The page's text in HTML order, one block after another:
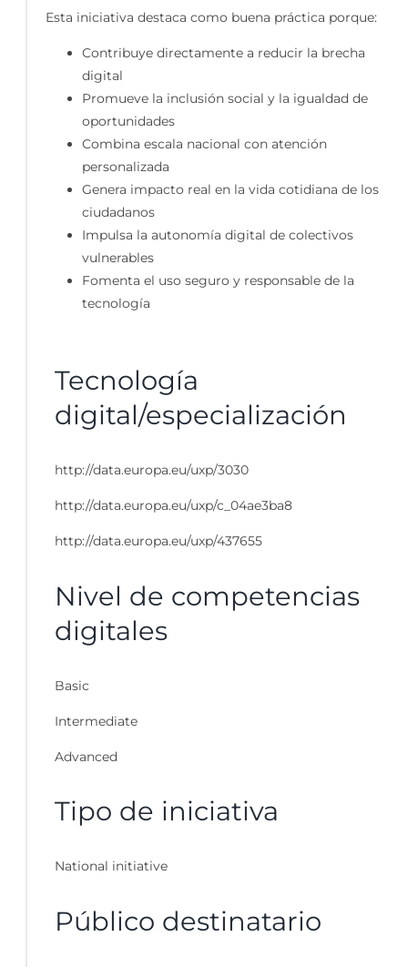
Esta iniciativa destaca como buena práctica porque:
Contribuye directamente a reducir la brecha
digital
Promueve la inclusión social y la igualdad de
oportunidades
Combina escala nacional con atención
personalizada
Genera impacto real en la vida cotidiana de los
ciudadanos
Impulsa la autonomía digital de colectivos
vulnerables
Fomenta el uso seguro y responsable de la
tecnología
Tecnología
digital/especialización
http://data.europa.eu/uxp/3030
http://data.europa.eu/uxp/c_04ae3ba8
http://data.europa.eu/uxp/437655
Nivel de competencias
digitales
Basic
Intermediate
Advanced
Tipo de iniciativa
National initiative
Público destinatario